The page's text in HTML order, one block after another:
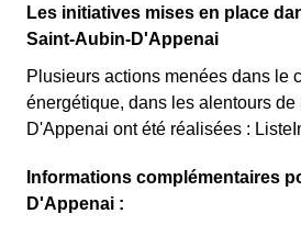
Les initiatives mises en place
Saint-Aubin-D'Appenai
Plusieurs actions menées dans le
énergétique, dans les alentours
D'Appenai ont été réalisées :
Informations complémentaires
D'Appenai :